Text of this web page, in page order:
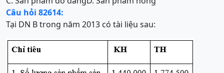
Câu hỏi 82614:
Tại DN B trong năm 2013 có tài liệu sau: